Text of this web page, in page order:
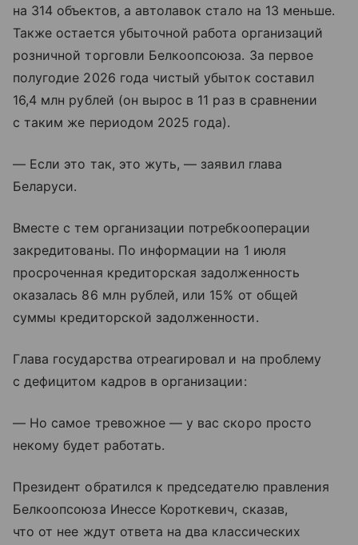
на 314 объектов, а автолавок стало на 13 меньше.
Также остается убыточной работа организаций
розничной торговли Белкоопсоюза. За первое
полугодие 2026 года чистый убыток составил
16,4 млн рублей (он вырос в 11 раз в сравнении
с таким же периодом 2025 года).
— Если это так, это жуть, — заявил глава
Беларуси.
Вместе с тем организации потребкооперации
закредитованы. По информации на 1 июля
просроченная кредиторская задолженность
оказалась 86 млн рублей, или 15% от общей
суммы кредиторской задолженности.
Глава государства отреагировал и на проблему
с дефицитом кадров в организации:
— Но самое тревожное — у вас скоро просто
некому будет работать.
Президент обратился к председателю правления
Белкоопсоюза Инессе Короткевич, сказав,
что от нее ждут ответа на два классических